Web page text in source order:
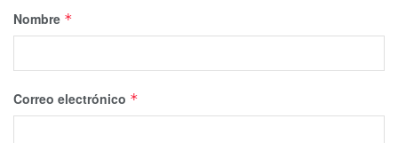
Nombre *
Correo electrónico *